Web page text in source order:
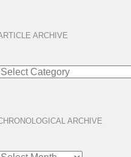
ARCHIVE
ARCHIVE
ARCHIVE